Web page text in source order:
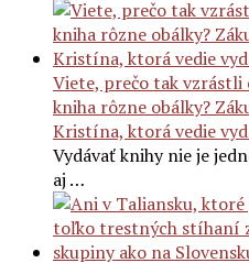
Viete, prečo tak vzrástli
kniha rôzne obálky?
Kristína, ktorá vedie
Vydávať knihy nie je
aj …